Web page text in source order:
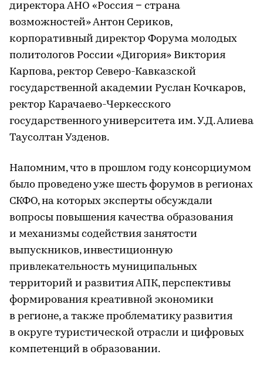
директора АНО «Россия − страна
возможностей» Антон Сериков,
корпоративный директор Форума молодых
политологов России «Дигория» Виктория
Карпова, ректор Северо-Кавказской
государственной академии Руслан Кочкаров,
ректор Карачаево-Черкесского
государственного университета им. У.Д. Алиева
Таусолтан Узденов.
Напомним, что в прошлом году консорциумом
было проведено уже шесть форумов в регионах
СКФО, на которых эксперты обсуждали
вопросы повышения качества образования
и механизмы содействия занятости
выпускников, инвестиционную
привлекательность муниципальных
территорий и развития АПК, перспективы
формирования креативной экономики
в регионе, а также проблематику развития
в округе туристической отрасли и цифровых
компетенций в образовании.